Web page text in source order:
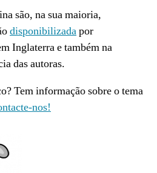
são, na sua maioria,
disponibilizadapor
Inglaterra e também na
das autoras.
Tem informação sobre o tema
nos!